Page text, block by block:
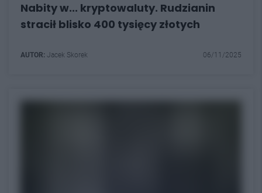
Nabity w... kryptowaluty. Rudzianin
stracił blisko 400 tysięcy złotych
AUTOR: Jacek Skorek 06/11/2025